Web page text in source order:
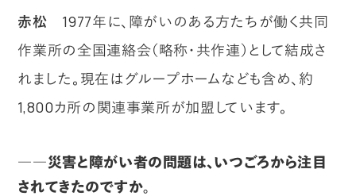
赤松 1977年に、障がいのある方たちが働く共同
作業所の全国連絡会（略称・共作連）として結成さ
れました。現在はグループホームなども含め、約
1,800カ所の関連事業所が加盟しています。
――災害と障がい者の問題は、いつごろから注目
されてきたのですか。